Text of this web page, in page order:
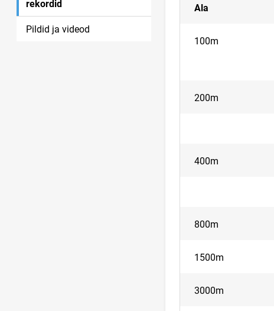
rekordid
Pildid ja videod
Ala
100m
200m
400m
800m
1500m
3000m